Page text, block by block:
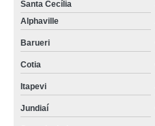
Santa Cecília
Alphaville
Barueri
Cotia
Itapevi
Jundiaí